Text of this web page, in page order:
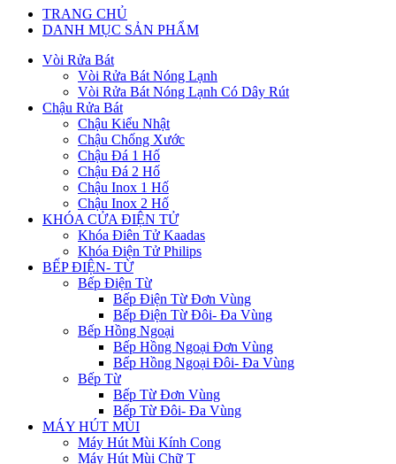
TRANG CHỦ
DANH MỤC SẢN PHẨM
Vòi Rửa Bát
Vòi Rửa Bát Nóng Lạnh
Vòi Rửa Bát Nóng Lạnh Có Dây Rút
Chậu Rửa Bát
Chậu Kiểu Nhật
Chậu Chống Xước
Chậu Đá 1 Hố
Chậu Đá 2 Hố
Chậu Inox 1 Hố
Chậu Inox 2 Hố
KHÓA CỬA ĐIỆN TỬ
Khóa Điên Tử Kaadas
Khóa Điện Tử Philips
BẾP ĐIỆN- TỪ
Bếp Điện Từ
Bếp Điện Từ Đơn Vùng
Bếp Điện Từ Đôi- Đa Vùng
Bếp Hồng Ngoại
Bếp Hồng Ngoại Đơn Vùng
Bếp Hồng Ngoại Đôi- Đa Vùng
Bếp Từ
Bếp Từ Đơn Vùng
Bếp Từ Đôi- Đa Vùng
MÁY HÚT MÙI
Máy Hút Mùi Kính Cong
Máy Hút Mùi Chữ T